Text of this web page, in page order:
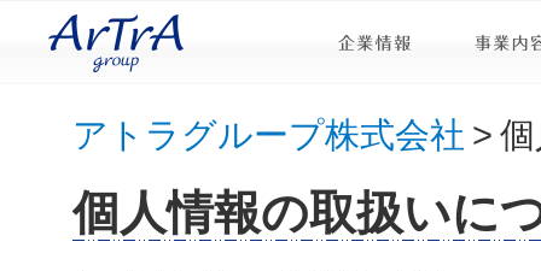
アトラグループ株式会社 >
個人情報の取扱いに